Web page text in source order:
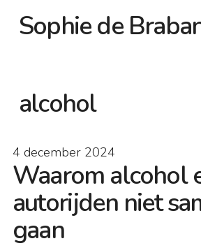
Sophie de
alcohol
4 december 2024
Waarom alcohol
autorijden niet
gaan